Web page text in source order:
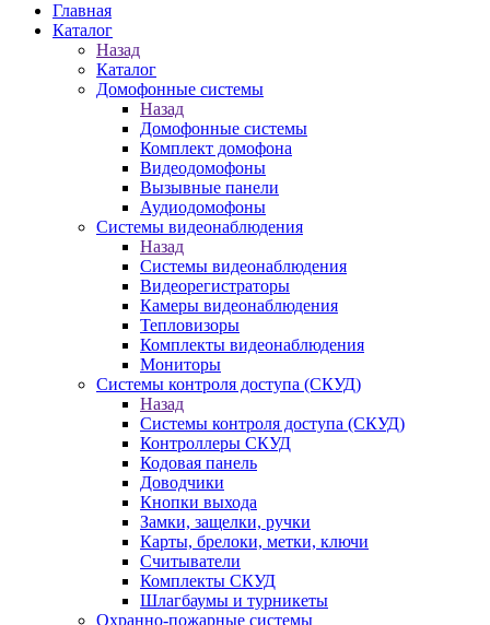
Главная
Каталог
Назад
Каталог
Домофонные системы
Назад
Домофонные системы
Комплект домофона
Видеодомофоны
Вызывные панели
Аудиодомофоны
Системы видеонаблюдения
Назад
Системы видеонаблюдения
Видеорегистраторы
Камеры видеонаблюдения
Тепловизоры
Комплекты видеонаблюдения
Мониторы
Системы контроля доступа (СКУД)
Назад
Системы контроля доступа (СКУД)
Контроллеры СКУД
Кодовая панель
Доводчики
Кнопки выхода
Замки, защелки, ручки
Карты, брелоки, метки, ключи
Считыватели
Комплекты СКУД
Шлагбаумы и турникеты
Охранно-пожарные системы